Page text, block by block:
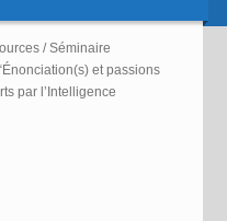
/Séminaire
et passions
par l’Intelligence